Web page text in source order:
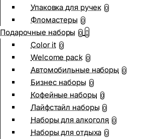
Упаковка для ручек 0
Фломастеры 0
Подарочные наборы 0
Color it 0
Welcome pack 0
Автомобильные наборы 0
Бизнес наборы 0
Кофейные наборы 0
Лайфстайл наборы 0
Наборы для алкоголя 0
Наборы для отдыха 0